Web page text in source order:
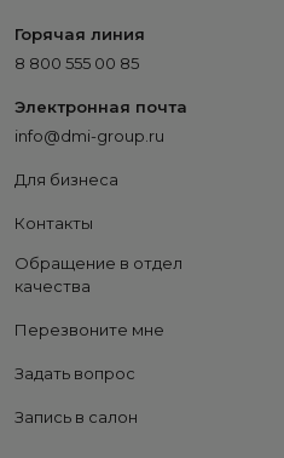
Горячая линия
8 800 555 00 85
Электронная почта
info@dmi-group.ru
Для бизнеса
Контакты
Обращение в отдел
качества
Перезвоните мне
Задать вопрос
Запись в салон